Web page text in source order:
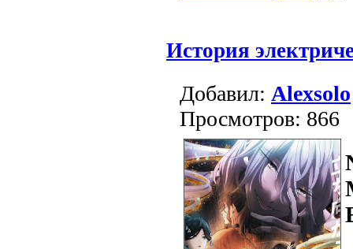
История
Добавил: Alexsolo
Просмотров: 866